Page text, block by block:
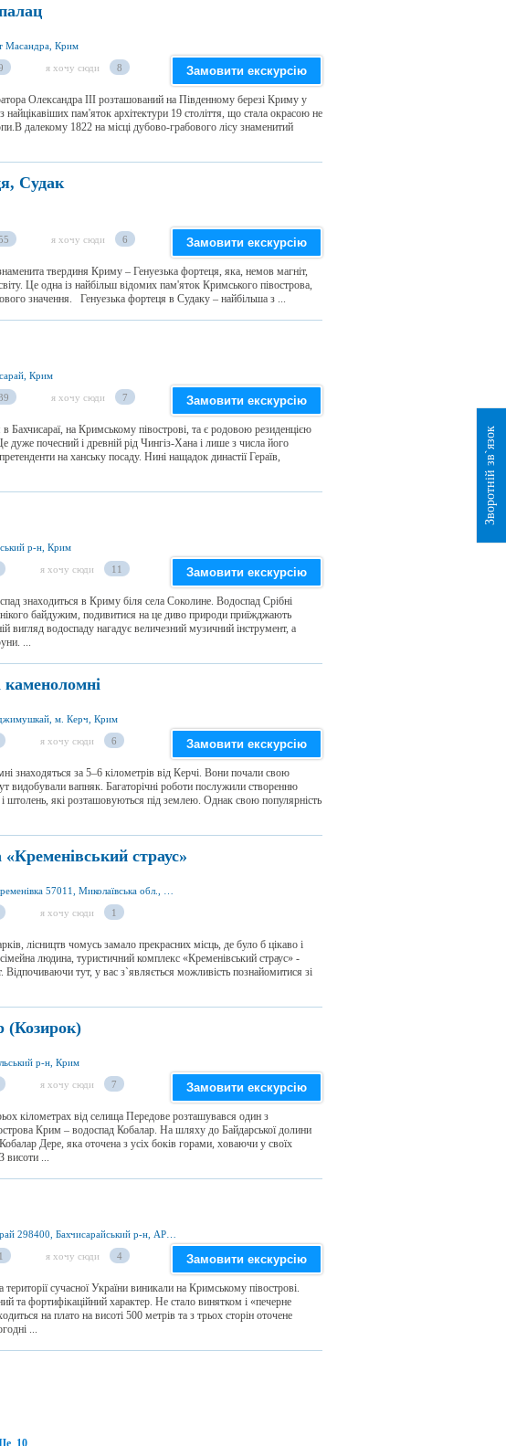
Масандра, Крим
я хочу сюди 8 Замовити екскурсію
Олександра III розташований на Південному березі Криму у
найцікавіших пам'яток архітектури 19 століття, що стала окрасою не
далекому 1822 на місці дубово-грабового лісу знаменитий
Судак
я хочу сюди 6 Замовити екскурсію
твердиня Криму – Генуезька фортеця, яка, немов магніт,
Це одна із найбільш відомих пам'яток Кримського півострова,
значення. Генуезька фортеця в Судаку – найбільша з ...
Крим
я хочу сюди 7 Замовити екскурсію
Бахчисараї, на Кримському півострові, та є родовою резиденцією
дуже почесний і древній рід Чингіз-Хана і лише з числа його
на ханську посаду. Нині нащадок династії Гераїв,
р-н, Крим
я хочу сюди 11 Замовити екскурсію
знаходиться в Криму біля села Соколине. Водоспад Срібні
байдужим, подивитися на це диво природи приїжджають
вигляд водоспаду нагадує величезний музичний інструмент, а
...
м. Керч, Крим
я хочу сюди 6 Замовити екскурсію
знаходяться за 5–6 кілометрів від Керчі. Вони почали свою
видобували вапняк. Багаторічні роботи послужили створенню
і штолень, які розташовуються під землею. Однак свою популярність
страус»
я хочу сюди 1
лісництв чомусь замало прекрасних місць, де було б цікаво і
людина, туристичний комплекс «Кременівський страус» -
Відпочиваючи тут, у вас з`являється можливість познайомитися зі
(Козирок)
р-н, Крим
я хочу сюди 7 Замовити екскурсію
кілометрах від селища Передове розташувався один з
Крим – водоспад Кобалар. На шляху до Байдарської долини
Дере, яка оточена з усіх боків горами, ховаючи у своїх
висоти ...
я хочу сюди 4 Замовити екскурсію
сучасної України виникали на Кримському півострові.
та фортифікаційний характер. Не стало винятком і «печерне
на плато на висоті 500 метрів та з трьох сторін оточене
...
10
Зворотній зв`язок